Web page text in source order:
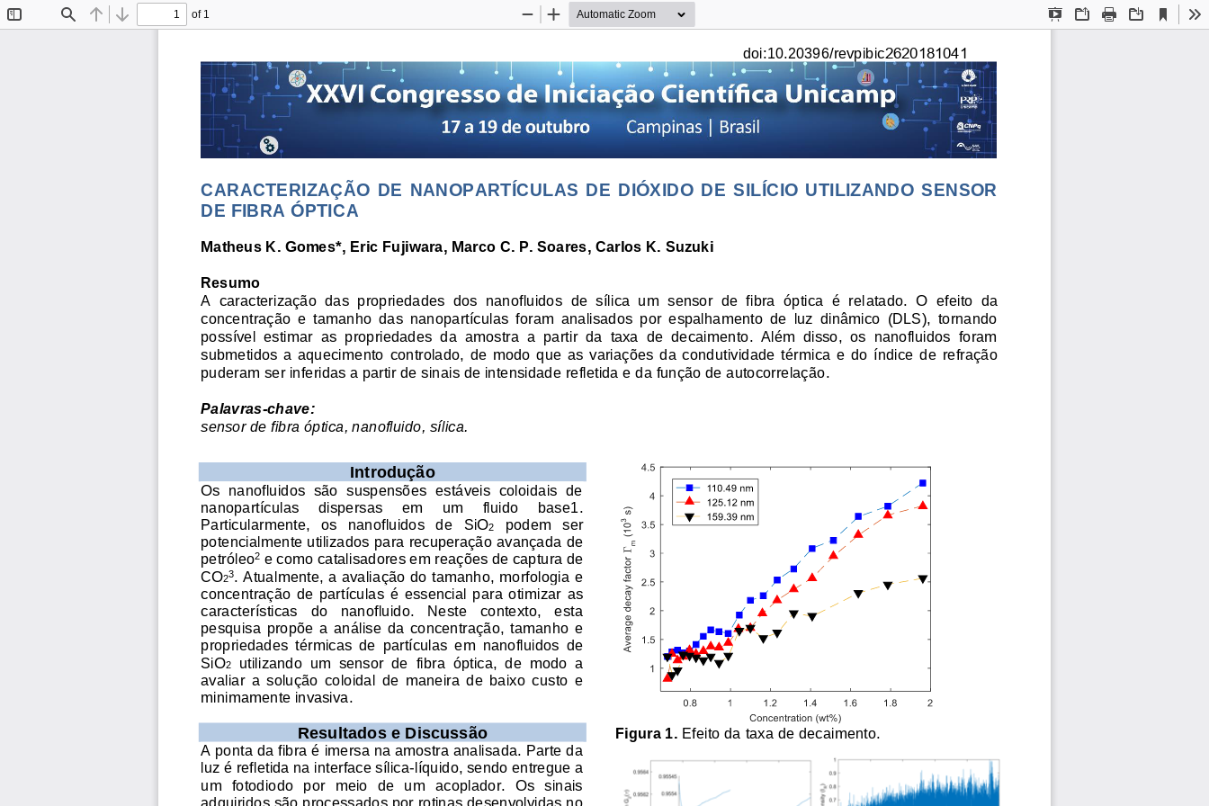
Find Previous
Next
of 1
Presentation
OpenPrint Download
Current
View
Zoom
Zoom
doi:10.20396/revpibic2620181041
CARACTERIZAÇÃO  DE  NANOPARTÍCULAS  DE  DIÓXIDO  DE  SILÍCIO  UTILIZANDO  SENSOR
DE FIBRA ÓPTICA
Matheus K. Gomes*, Eric Fujiwara, Marco C. P. Soares, Carlos K. Suzuki
Resumo
A  caracterização  das  propriedades  dos  nanofluidos  de  sílica  um  sensor  de  fibra  óptica  é  relatado.  O  efeito  da
concentração  e  tamanho  das  nanopartículas  foram  analisados  por  espalhamento  de  luz  dinâmico  (DLS),  tornando
possível  estimar  as  propriedades  da  amostra  a  partir  da  taxa  de  decaimento.  Além  disso,  os  nanofluidos  foram
submetidos  a  aquecimento  controlado,  de  modo  que  as  variações  da  condutividade  térmica  e  do  índice  de  refração
puderam ser inferidas a partir de sinais de intensidade refletida e da função de autocorrelação.
Palavras-chave:
sensor de fibra óptica, nanofluido, sílica
Introdução
Os  nanofluidos  são  suspensões  estáveis  coloidais  de
nanopartículas     dispersas     em     um     fluido     base1.
Particularmente,   os   nanofluidos   de   SiO2
podem   ser
potencialmente utilizados para recuperação avançada de
petróleo2 e como catalisadores em reações de captura de
CO23
. Atualmente, a avaliação do tamanho, morfologia e
concentração  de  partículas  é  essencial  para  otimizar  as
características   do   nanofluido.   Neste   contexto,   esta
pesquisa  propõe  a  análise  da  concentração,  tamanho  e
propriedades  térmicas  de  partículas  em  nanofluidos  de
SiO2
utilizando  um  sensor  de  fibra  óptica,  de  modo  a
avaliar  a  solução  coloidal  de  maneira  de  baixo  custo  e
minimamente invasiva.
Resultados e Discussão
A ponta da fibra é imersa na amostra analisada. Parte da
luz é refletida na interface sílica-líquido, sendo entregue a
um  fotodiodo  por  meio  de  um  acoplador.  Os  sinais
adquiridos são processados por rotinas desenvolvidas no
Figura 1. Efeito da taxa de decaimento.